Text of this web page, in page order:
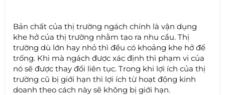
Bản chất của thị trường ngách chính là vận dụng
khe hở của thị trường nhằm tạo ra nhu cầu. Thị
trường dù lớn hay nhỏ thì đều có khoảng khe hở để
trống. Khi mà ngách được xác định thì phạm vi của
nó sẽ được thay đổi liên tục. Trong khi lợi ích của thị
trường cũ bị giới hạn thì lợi ích từ hoạt động kinh
doanh theo cách này sẽ không bị giới hạn.